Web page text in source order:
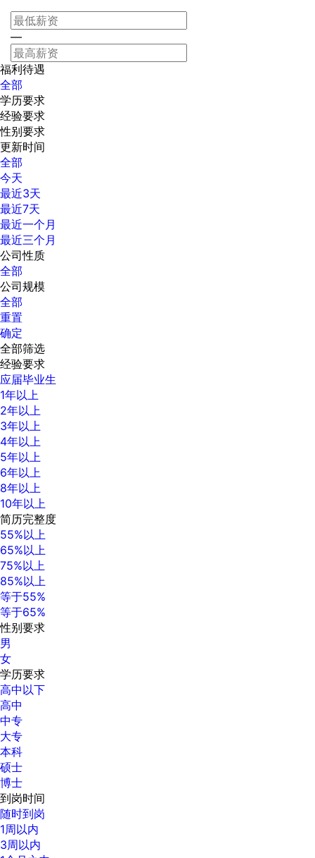
—
福利待遇
全部
学历要求
经验要求
性别要求
更新时间
全部
今天
最近3天
最近7天
最近一个月
最近三个月
公司性质
全部
公司规模
全部
重置
确定
全部筛选
经验要求
应届毕业生
1年以上
2年以上
3年以上
4年以上
5年以上
6年以上
8年以上
10年以上
简历完整度
55%以上
65%以上
75%以上
85%以上
等于55%
等于65%
性别要求
男
女
学历要求
高中以下
高中
中专
大专
本科
硕士
博士
到岗时间
随时到岗
1周以内
3周以内